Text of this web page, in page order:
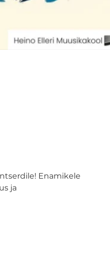
Enamikele
ja